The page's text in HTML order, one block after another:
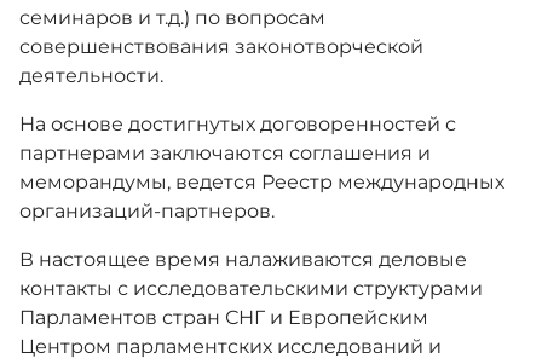
Пресс-Центр
Обратная связь
Взаимодействия с маслихатом
Адалдық алаңы
семинаров и т.д.) по вопросам
совершенствования законотворческой
деятельности.
На основе достигнутых договоренностей с
партнерами заключаются соглашения и
меморандумы, ведется Реестр международных
организаций-партнеров.
В настоящее время налаживаются деловые
контакты с исследовательскими структурами
Парламентов стран СНГ и Европейским
Центром парламентских исследований и